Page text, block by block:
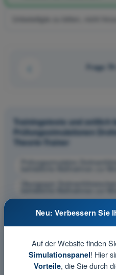
Frage
Trainingstests und zeitlich
Prüfungssimulationen
Theorie-Trainer
Prüfungssimulation
Übungsquiz
betriebliche Maßnahmen zur
betriebliche Maßnahmen zur
Neu: Verbessern Sie
Auf der Website finden
Simulationspanel! Hier
Vorteile, die Sie durch